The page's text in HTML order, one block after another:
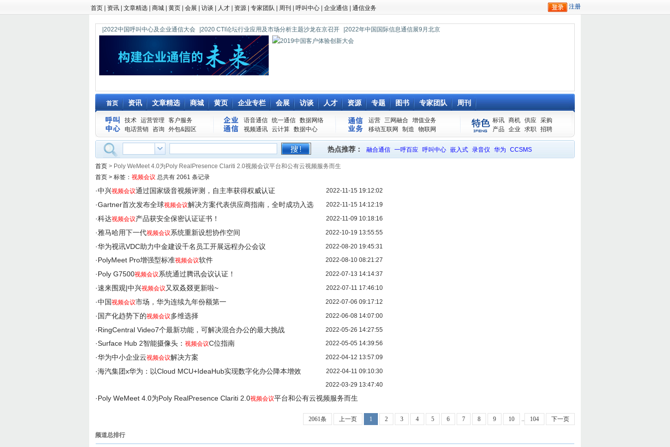
首页 资讯 文章精选 商城 黄页 会展 访谈 人才 资源 专家团队 周刊 呼叫中心 企业通信 通信业务
|2022中国呼叫中心及企业通信大会 |2020 CTI论坛行业应用及市场分析主题沙龙在京召开 |2022年中国国际信息通信展9月北京
首页 资讯 文章精选 商城 黄页 企业专栏 会展 访谈 人才 资源 专题 图书 专家团队 周刊
技术 运营管理
客户服务
电话营销
咨询 外包&园区
语音通信 统一通信 数据网络
视频通讯 云计算 数据中心
运营 三网融合 增值业务
移动互联网
制造 物联网
标讯 商机 供应 采购
产品 企业 求职 招聘
热点推荐： 融合通信 一呼百应 呼叫中心 嵌入式 录音仪 华为 CCSMS
首页 > Poly WeMeet 4.0为Poly RealPresence Clariti 2.0视频会议平台和公有云视频服务而生
首页 > 标签： 视频会议 总共有 2061 条记录
2022-11-15 19:12:02
·中兴视频会议通过国家级音视频评测，自主率获得权威认证
2022-11-15 14:12:19
·Gartner首次发布全球视频会议解决方案代表供应商指南，全时成功入选
2022-11-09 10:18:16
·科达视频会议产品获安全保密认证证书！
2022-10-19 13:55:55
·雅马哈用下一代视频会议系统重新设想协作空间
2022-08-20 19:45:31
·华为视讯VDC助力中金建设千名员工开展远程办公会议
2022-08-10 08:21:27
·PolyMeet Pro增强型标准视频会议软件
2022-07-13 14:14:37
·Poly G7500视频会议系统通过腾讯会议认证！
2022-07-11 17:46:10
·速来围观|中兴视频会议 又双叒叕更新啦~
2022-07-06 09:17:12
·中国视频会议市场，华为连续九年份额第一
2022-06-08 14:07:00
· 国产化趋势下的视频会议多维选择
2022-05-26 14:27:55
·RingCentral Video7个最新功能，可解决混合办公的最大挑战
2022-05-05 14:39:56
·Surface Hub 2智能摄像头： 视频会议C位指南
2022-04-12 13:57:09
·华为中小企业云视频会议解决方案
2022-04-11 09:10:30
·海汽集团x华为：以Cloud MCU+IdeaHub实现数字化办公降本增效
2022-03-29 13:47:40
·Poly WeMeet 4.0为Poly RealPresence Clariti 2.0视频会议平台和公有云视频服务而生
2061条 上一页 1 2 3 4 5 6 7 8 9 10 .. 104 下一页
频道总排行